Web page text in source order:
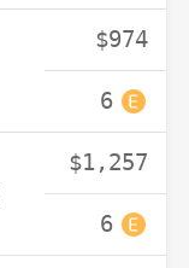
$974
6
$1,257
6